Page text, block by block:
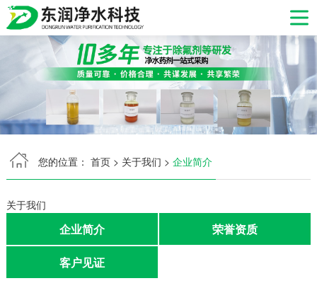
网站首页
生产现场
发货现场
应用领域
关于我们
您的位置： 首页> 关于我们 > 企业简介
关于我们
企业简介 荣誉资质
客户见证